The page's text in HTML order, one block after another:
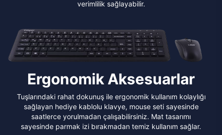
verimlilik sağlayabilir.
Ergonomik Aksesuarlar
Tuşlarındaki rahat dokunuş ile ergonomik kullanım kolaylığı
sağlayan hediye kablolu klavye, mouse seti sayesinde
saatlerce yorulmadan çalışabilirsiniz. Mat tasarımı
sayesinde parmak izi bırakmadan temiz kullanım sağlar.